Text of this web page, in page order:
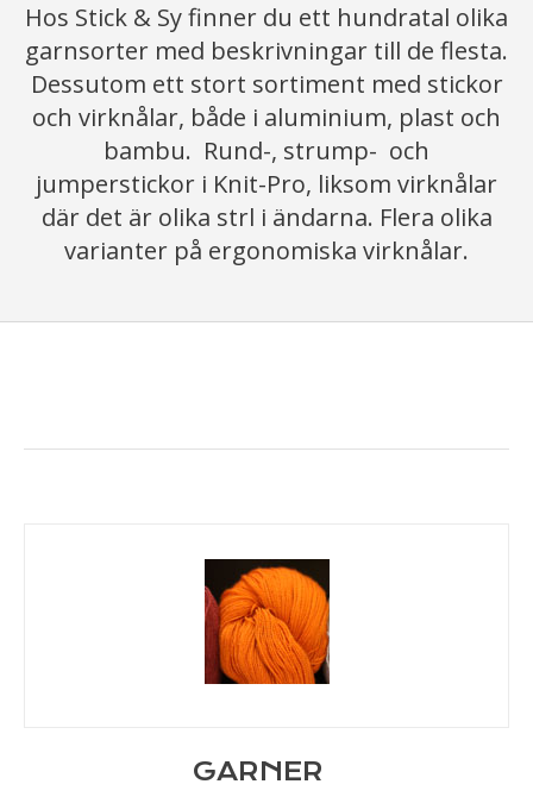
Hos Stick & Sy finner du ett hundratal olika
garnsorter med beskrivningar till de flesta.
Dessutom ett stort sortiment med stickor
och virknålar, både i aluminium, plast och
bambu. Rund-, strump- och
jumperstickor i Knit-Pro, liksom virknålar
där det är olika strl i ändarna. Flera olika
varianter på ergonomiska virknålar.
GARNER